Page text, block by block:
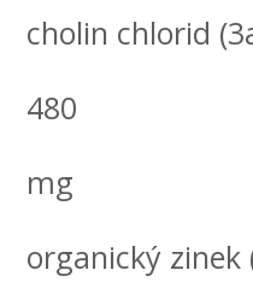
cholin chlorid
480
mg
organický zinek